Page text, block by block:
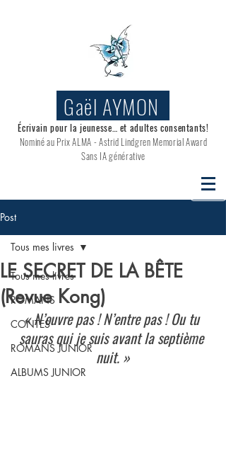
Gaël AYMON
Écrivain pour la jeunesse… et adultes consentants!
Nominé au Prix ALMA - Astrid Lindgren Memorial Award
Sans IA générative
Post
Tous mes livres
ROMANS
CONTES
ROMANS JUNIOR
ALBUMS JUNIOR
Tous mes livres
LE SECRET DE LA BÊTE
(Revue Kong)
« N’ouvre pas ! N’entre pas ! Ou tu
sauras qui je suis avant la septième
nuit. »